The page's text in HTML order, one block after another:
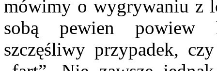
mówimy o wygrywaniu z
sobą pewien powiew
szczęśliwy przypadek,